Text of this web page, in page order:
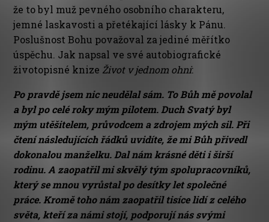
že to byl muž pevného osobního charakteru,
jemné laskavosti a přetékající lásky k Pánu.
Poslušnost Bohu považoval za jediné měřítko
úspěchu. Jak napsal ve své autobiografické
životopisné knize Život v jednom ohni:
Po pravdě jsem nic neudělal sám. To Bůh mě povolal
a byl po celé roky mým pilotem. Duch Svatý byl
mým utěšitelem, průvodcem a zdrojem mých sil. Při
čtení následujících řádků uvidíte, že mi Bůh přivedl
dokonalou manželku. Dal nám krásné děti i širší
rodinu. A zaopatřil mi skvělý tým spolupracovníků,
který se mnou vyrůstal po desítky let společné
práce. Kromě toho nám zaopatřil tisíce lidí z celého
světa, kteří za námi stojí, podporují nás svými